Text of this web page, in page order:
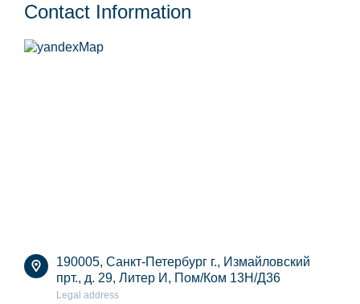
Contact Information
190005, Санкт-Петербург г., Измайловский
прт., д. 29, Литер И, Пом/Ком 13Н/Д36
Legal address